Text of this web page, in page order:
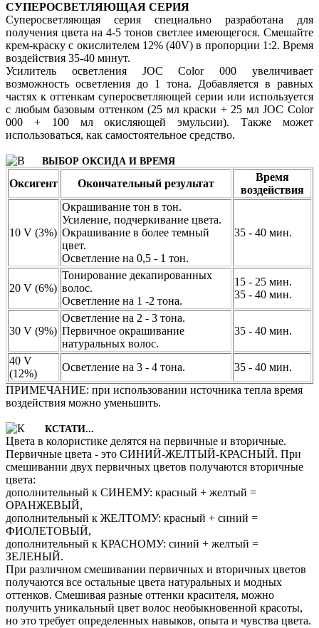
СУПЕРОСВЕТЛЯЮЩАЯ СЕРИЯ
Суперосветляющая серия специально разработана для
получения цвета на 4-5 тонов светлее имеющегося. Смешайте
крем-краску с окислителем 12% (40V) в пропорции 1:2. Время
воздействия 35-40 минут.
Усилитель осветления JOC Color 000 увеличивает
возможность осветления до 1 тона. Добавляется в равных
частях к оттенкам суперосветляющей серии или используется
с любым базовым оттенком (25 мл краски + 25 мл JOC Color
000 + 100 мл окисляющей эмульсии). Также может
использоваться, как самостоятельное средство.
ВЫБОР ОКСИДА И ВРЕМЯ
Оксигент Окончательный результат
Время
воздействия
10 V (3%)
Окрашивание тон в тон.
Усиление, подчеркивание цвета.
Окрашивание в более темный
цвет.
Осветление на 0,5 - 1 тон.
35 - 40 мин.
20 V (6%)
Тонирование декапированных
волос.
Осветление на 1 -2 тона.
15 - 25 мин.
35 - 40 мин.
30 V (9%)
Осветление на 2 - 3 тона.
Первичное окрашивание
натуральных волос.
35 - 40 мин.
40 V
(12%)
Осветление на 3 - 4 тона.
35 - 40 мин.
ПРИМЕЧАНИЕ: при использовании источника тепла время
воздействия можно уменьшить.
КСТАТИ...
Цвета в колористике делятся на первичные и вторичные.
Первичные цвета - это СИНИЙ-ЖЕЛТЫЙ-КРАСНЫЙ. При
смешивании двух первичных цветов получаются вторичные
цвета:
дополнительный к СИНЕМУ: красный + желтый =
ОРАНЖЕВЫЙ,
дополнительный к ЖЕЛТОМУ: красный + синий =
ФИОЛЕТОВЫЙ,
дополнительный к КРАСНОМУ: синий + желтый =
ЗЕЛЕНЫЙ.
При различном смешивании первичных и вторичных цветов
получаются все остальные цвета натуральных и модных
оттенков. Смешивая разные оттенки красителя, можно
получить уникальный цвет волос необыкновенной красоты,
но это требует определенных навыков, опыта и чувства цвета.